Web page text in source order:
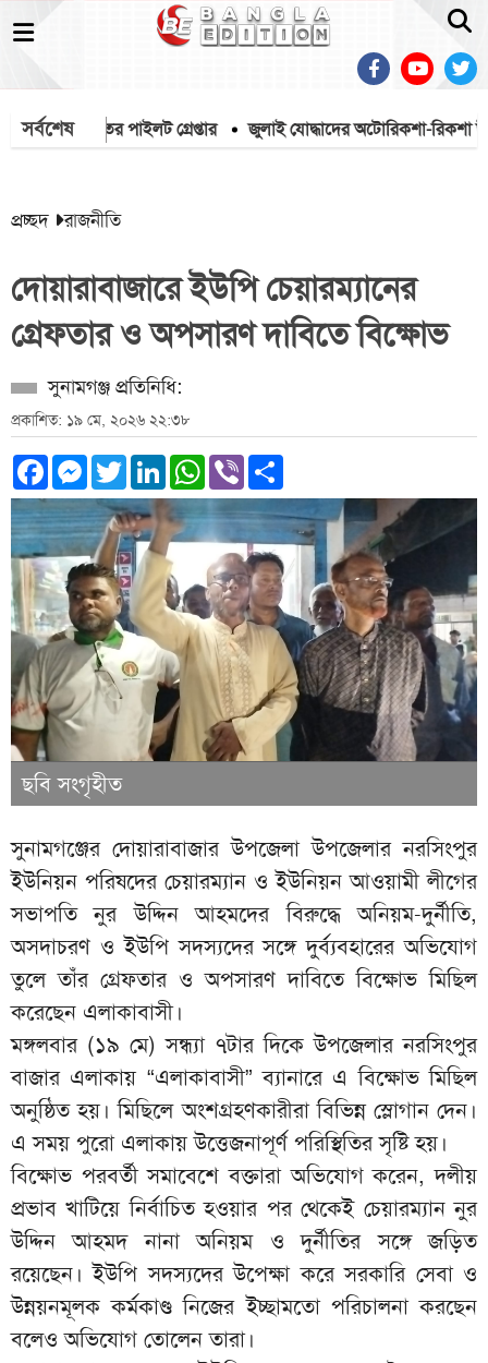
সর্বশেষ
পা, ভারতের পাইলট গ্রেপ্তার জুলাই যোদ্ধাদের অটোরিকশা-রিকশা উপহার
প্রচ্ছদ রাজনীতি
দোয়ারাবাজারে ইউপি চেয়ারম্যানের
গ্রেফতার ও অপসারণ দাবিতে বিক্ষোভ
সুনামগঞ্জ প্রতিনিধি:
প্রকাশিত: ১৯ মে, ২০২৬ ২২:৩৮
Facebook
Messenger
TwitterLinkedInWhatsApp
Viber
ছবি সংগৃহীত
সুনামগঞ্জের দোয়ারাবাজার উপজেলা উপজেলার নরসিংপুর
ইউনিয়ন পরিষদের চেয়ারম্যান ও ইউনিয়ন আওয়ামী লীগের
সভাপতি নুর উদ্দিন আহমদের বিরুদ্ধে অনিয়ম-দুর্নীতি,
অসদাচরণ ও ইউপি সদস্যদের সঙ্গে দুর্ব্যবহারের অভিযোগ
তুলে তাঁর গ্রেফতার ও অপসারণ দাবিতে বিক্ষোভ মিছিল
করেছেন এলাকাবাসী।
মঙ্গলবার (১৯ মে) সন্ধ্যা ৭টার দিকে উপজেলার নরসিংপুর
বাজার এলাকায় “এলাকাবাসী” ব্যানারে এ বিক্ষোভ মিছিল
অনুষ্ঠিত হয়। মিছিলে অংশগ্রহণকারীরা বিভিন্ন স্লোগান দেন।
এ সময় পুরো এলাকায় উত্তেজনাপূর্ণ পরিস্থিতির সৃষ্টি হয়।
বিক্ষোভ পরবর্তী সমাবেশে বক্তারা অভিযোগ করেন, দলীয়
প্রভাব খাটিয়ে নির্বাচিত হওয়ার পর থেকেই চেয়ারম্যান নুর
উদ্দিন আহমদ নানা অনিয়ম ও দুর্নীতির সঙ্গে জড়িত
রয়েছেন। ইউপি সদস্যদের উপেক্ষা করে সরকারি সেবা ও
উন্নয়নমূলক কর্মকাণ্ড নিজের ইচ্ছামতো পরিচালনা করছেন
বলেও অভিযোগ তোলেন তারা।